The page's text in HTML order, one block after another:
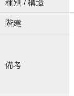
種別 / 構造
階建
備考